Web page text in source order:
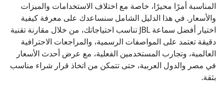
المناسبة أمرًا محيرًا، خاصة مع اختلاف الاستخدامات والميزات
والأسعار. في هذا الدليل الشامل سنساعدك على معرفة كيفية
اختيار أفضل سماعة JBL تناسب احتياجاتك، من خلال مقارنة تقنية
دقيقة تعتمد على المواصفات الرسمية، والمراجعات الاحترافية
العالمية، وتجارب المستخدمين الفعلية، مع عرض أحدث الأسعار
في مصر والدول العربية، حتى تتمكن من اتخاذ قرار شراء مناسب
بثقة.